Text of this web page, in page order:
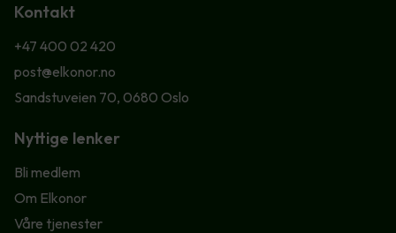
Kontakt
+47 400 02 420
post@elkonor.no
Sandstuveien 70, 0680 Oslo
Nyttige lenker
Bli medlem
Om Elkonor
Våre tjenester